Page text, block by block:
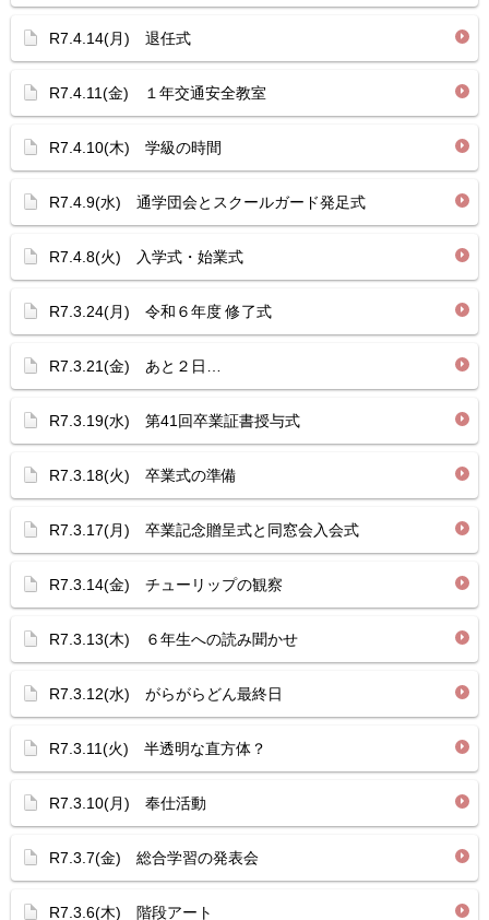
R7.4.14(月) 退任式
R7.4.11(金) １年交通安全教室
R7.4.10(木) 学級の時間
R7.4.9(水) 通学団会とスクールガード発足式
R7.4.8(火) 入学式・始業式
R7.3.24(月) 令和６年度 修了式
R7.3.21(金) あと２日…
R7.3.19(水) 第41回卒業証書授与式
R7.3.18(火) 卒業式の準備
R7.3.17(月) 卒業記念贈呈式と同窓会入会式
R7.3.14(金) チューリップの観察
R7.3.13(木) ６年生への読み聞かせ
R7.3.12(水) がらがらどん最終日
R7.3.11(火) 半透明な直方体？
R7.3.10(月) 奉仕活動
R7.3.7(金) 総合学習の発表会
R7.3.6(木) 階段アート